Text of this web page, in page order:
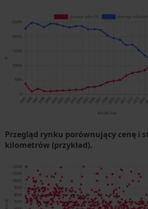
Przegląd rynku porównujący cenę i
kilometrów (przykład).